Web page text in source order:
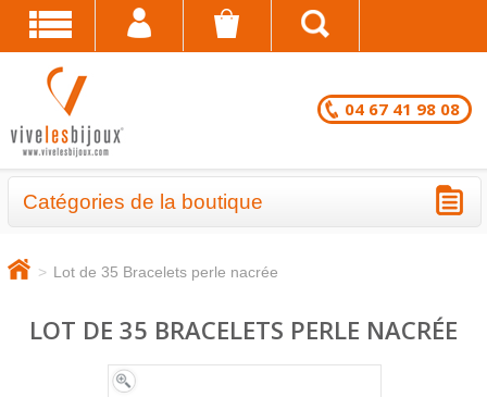
04 67 41 98 08
Catégories de la boutique
DESTOCKAGE
COLLIERS - LOTS EN DESTOCKAGE
> Lot de 35 Bracelets perle nacrée
LOT DE 35 BRACELETS PERLE NACRÉE